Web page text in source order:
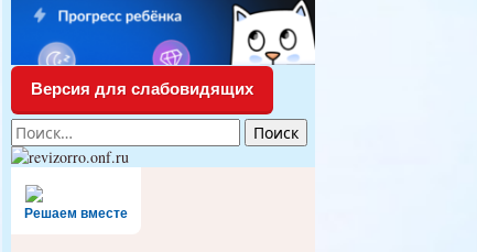
Версия для слабовидящих
Найти:
Решаем вместе